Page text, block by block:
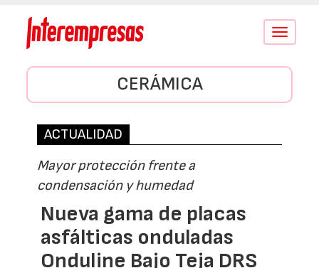
Conmutar
CERÁMICA
ACTUALIDAD
Mayor protección frente a
condensación y humedad
Nueva gama de placas
asfálticas onduladas
Onduline Bajo Teja DRS